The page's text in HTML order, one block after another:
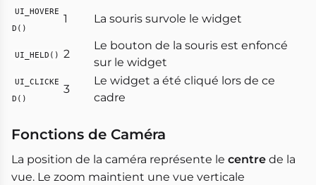
UI_HOVERE
D()
1 La souris survole le widget
UI_HELD() 2
Le bouton de la souris est enfoncé
sur le widget
UI_CLICKE
D()
3
Le widget a été cliqué lors de ce
cadre
Fonctions de Caméra
La position de la caméra représente le centre de la
vue. Le zoom maintient une vue verticale